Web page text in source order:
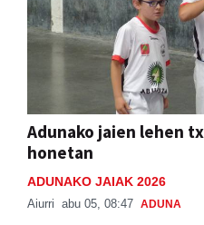
Adunako jaien lehen
honetan
ADUNAKO JAIAK 2026
Aiurri abu 05, 08:47 ADUNA